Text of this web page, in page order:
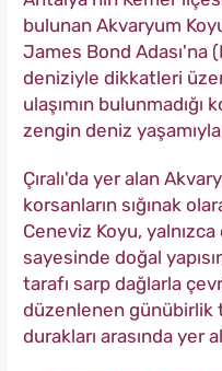
bulunan Akvaryum
James Bond Adası'na
deniziyle dikkatleri
ulaşımın bulunmadığı
zengin deniz yaşamıyla
Çıralı'da yer alan
korsanların sığınak
Ceneviz Koyu,
sayesinde doğal
tarafı sarp dağlarla
düzenlenen günübirlik
durakları arasında yer